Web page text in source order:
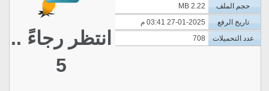
حجم الملف
2.22 MB
تاريخ الرفع
27-01-2025 03:41 م
عدد التحميلات
708
انتظر رجاءً ..
5